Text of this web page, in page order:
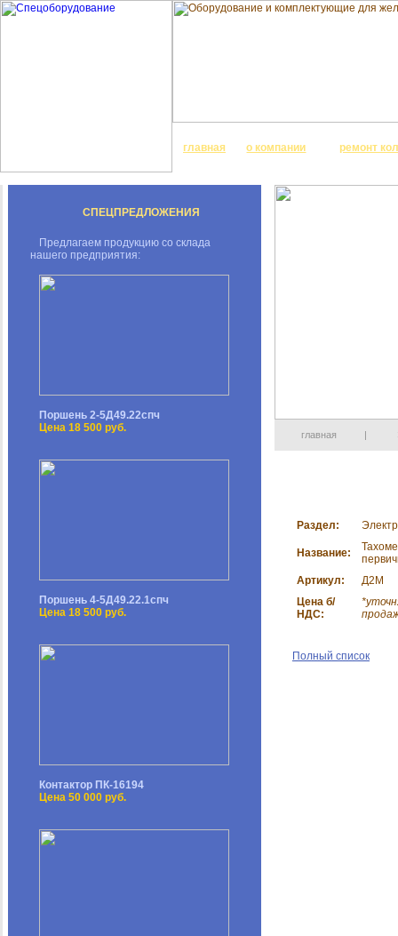
главная о компании ремонт
СПЕЦПРЕДЛОЖЕНИЯ
Предлагаем продукцию со склада
нашего предприятия:
Поршень 2-5Д49.22спч
Цена 18 500 руб.
Поршень 4-5Д49.22.1спч
Цена 18 500 руб.
Контактор ПК-16194
Цена 50 000 руб.
главная |
Раздел:
Название:
Артикул:
Д2М
Цена б/
НДС:
Полный список